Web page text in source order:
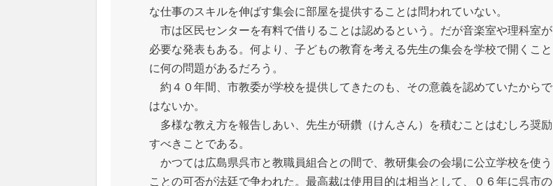
な仕事のスキルを伸ばす集会に部屋を提供することは問われていない。
市は区民センターを有料で借りることは認めるという。だが音楽室や理科室が
必要な発表もある。何より、子どもの教育を考える先生の集会を学校で開くこと
に何の問題があるだろう。
約４０年間、市教委が学校を提供してきたのも、その意義を認めていたからで
はないか。
多様な教え方を報告しあい、先生が研鑽（けんさん）を積むことはむしろ奨励
すべきことである。
かつては広島県呉市と教職員組合との間で、教研集会の会場に公立学校を使う
ことの可否が法廷で争われた。最高裁は使用目的は相当として、０６年に呉市の